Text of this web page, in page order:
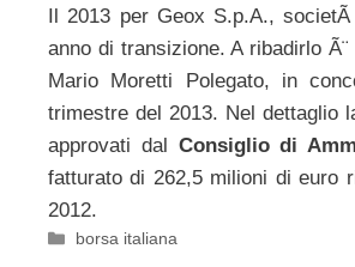
Il 2013 per Geox S.p.A.,
anno di transizione. A ribadirlo
Mario Moretti Polegato, in
trimestre del 2013. Nel dettaglio
approvati dal Consiglio di
fatturato di 262,5 milioni di euro
2012.
Categorie
borsa italiana